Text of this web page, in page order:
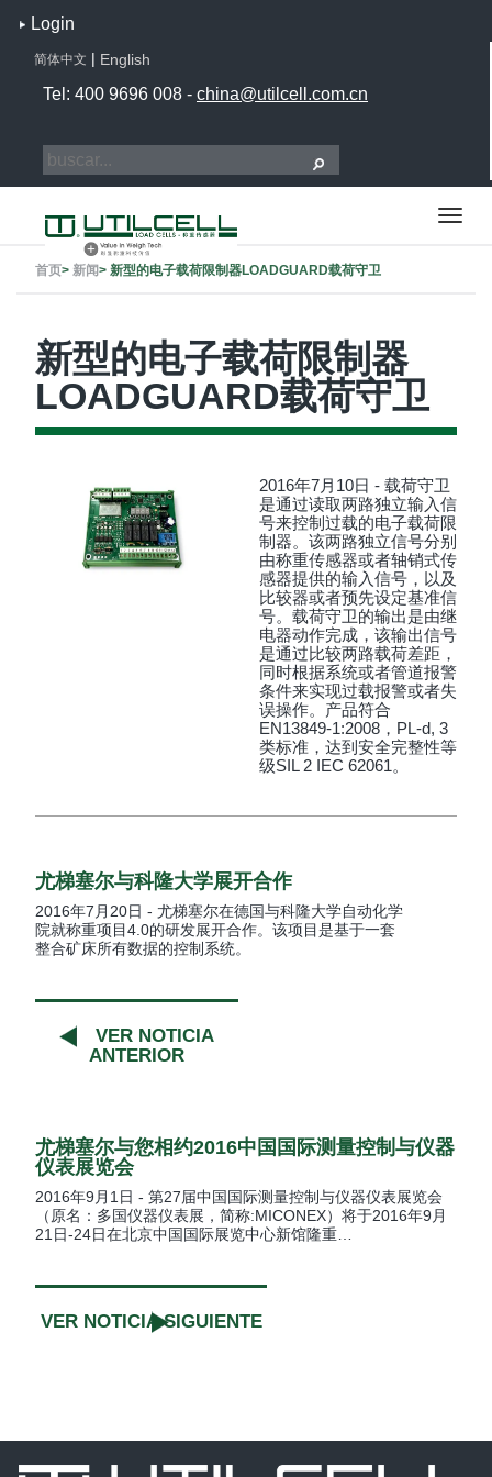
Login
简体中文 | English
Tel: 400 9696 008 - china@utilcell.com.cn
首页> 新闻> 新型的电子载荷限制器LOADGUARD载荷守卫
新型的电子载荷限制器
LOADGUARD载荷守卫
2016年7月10日 - 载荷守卫
是通过读取两路独立输入信
号来控制过载的电子载荷限
制器。该两路独立信号分别
由称重传感器或者轴销式传
感器提供的输入信号，以及
比较器或者预先设定基准信
号。载荷守卫的输出是由继
电器动作完成，该输出信号
是通过比较两路载荷差距，
同时根据系统或者管道报警
条件来实现过载报警或者失
误操作。产品符合
EN13849-1:2008，PL-d, 3
类标准，达到安全完整性等
级SIL 2 IEC 62061。
尤梯塞尔与科隆大学展开合作
2016年7月20日 - 尤梯塞尔在德国与科隆大学自动化学
院就称重项目4.0的研发展开合作。该项目是基于一套
整合矿床所有数据的控制系统。
VER NOTICIA
ANTERIOR
尤梯塞尔与您相约2016中国国际测量控制与仪器
仪表展览会
2016年9月1日 - 第27届中国国际测量控制与仪器仪表展览会
（原名：多国仪器仪表展，简称:MICONEX）将于2016年9月
21日-24日在北京中国国际展览中心新馆隆重…
VER NOTICIA SIGUIENTE